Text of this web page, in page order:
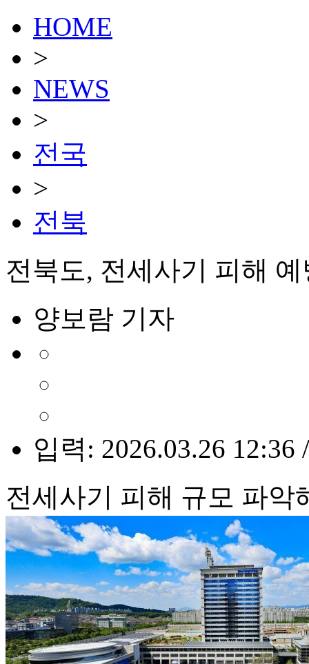
HOME
>
NEWS
>
전국
>
전북
전북도, 전세사기 피해
양보람 기자
입력: 2026.03.26 12:36
전세사기 피해 규모 파악